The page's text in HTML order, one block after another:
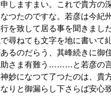
しますまい。これで貴方
つたのですな。若彦は今紀
を致して居る事を聞きま
尋ねても文字を地に書いて
るのだらう、其峰続きに御
さま有難う………と若彦の
妙になつて了つたのは、
りと御漏らし下さらば安心